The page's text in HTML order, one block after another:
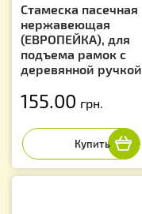
Стамеска пасечная
нержавеющая
(ЕВРОПЕЙКА), для
подъема рамок с
деревянной ручкой
155.00 грн.